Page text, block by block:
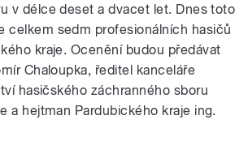
v délce deset a dvacet let. Dnes toto
celkem sedm profesionálních hasičů
kraje. Ocenění budou předávat
Chaloupka, ředitel kanceláře
hasičského záchranného sboru
a hejtman Pardubického kraje ing.